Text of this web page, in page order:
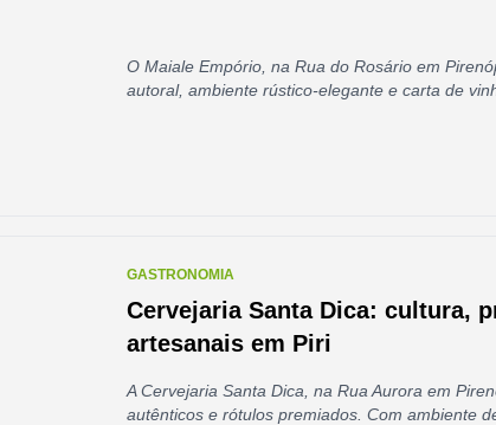
O Maiale Empório, na Rua do Rosário em
autoral, ambiente rústico-elegante e carta de
GASTRONOMIA
Cervejaria Santa Dica: cultura,
artesanais em Piri
A Cervejaria Santa Dica, na Rua Aurora em
autênticos e rótulos premiados. Com ambiente